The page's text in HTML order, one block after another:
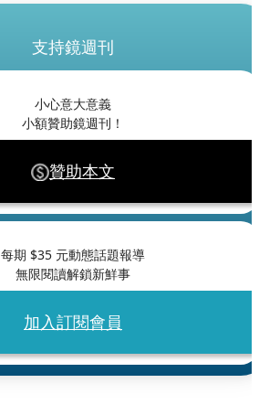
支持鏡週刊
小心意大意義
小額贊助鏡週刊！
贊助本文
每期 $35 元動態話題報導
無限閱讀解鎖新鮮事
加入訂閱會員